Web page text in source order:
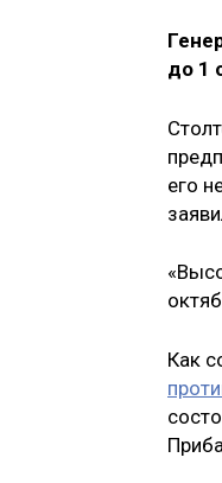
до 1
его
Как